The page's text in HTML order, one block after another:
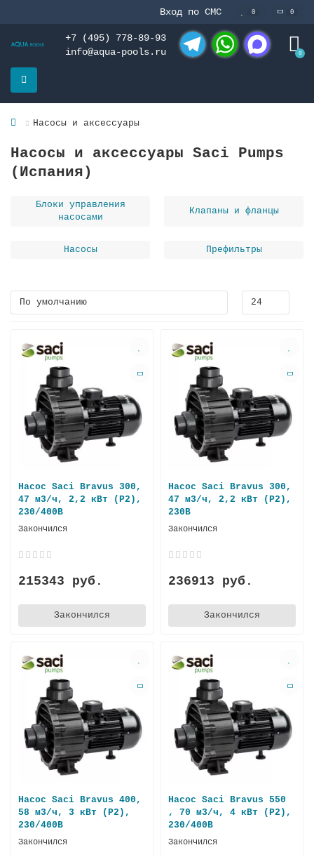
Вход по СМС 0 0
+7 (495) 778-89-93
info@aqua-pools.ru
0
Насосы и аксессуары
Насосы и аксессуары Saci Pumps
(Испания)
Блоки управления
насосами
Клапаны и фланцы
Насосы Префильтры
Насос Saci Bravus 300,
47 м3/ч, 2,2 кВт (P2),
230/400В
Закончился
215343 руб.
Закончился
Насос Saci Bravus 300,
47 м3/ч, 2,2 кВт (P2),
230В
Закончился
236913 руб.
Закончился
Насос Saci Bravus 400,
58 м3/ч, 3 кВт (P2),
230/400В
Закончился
Насос Saci Bravus 550
, 70 м3/ч, 4 кВт (P2),
230/400В
Закончился